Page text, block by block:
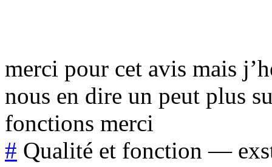
merci pour cet avis mais
nous en dire un peut plus
fonctions merci
# Qualité et fonction —